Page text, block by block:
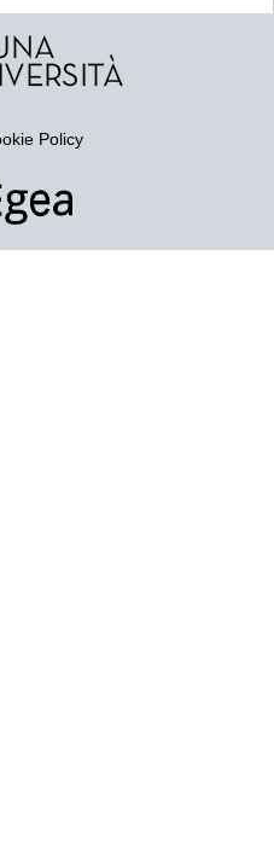
Policy